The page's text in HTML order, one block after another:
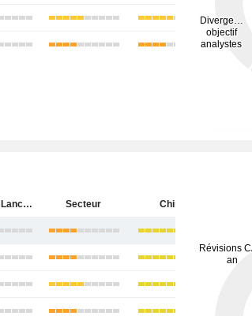
Huaneng Lancang River Hydropower Inc. Secteur Chine